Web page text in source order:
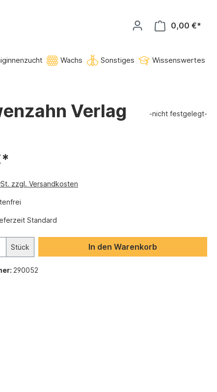
0,00 €*
Wachs Sonstiges Wissenswertes
Verlag -nicht festgelegt-
zzgl. Versandkosten
Standard
Stück In den Warenkorb
290052